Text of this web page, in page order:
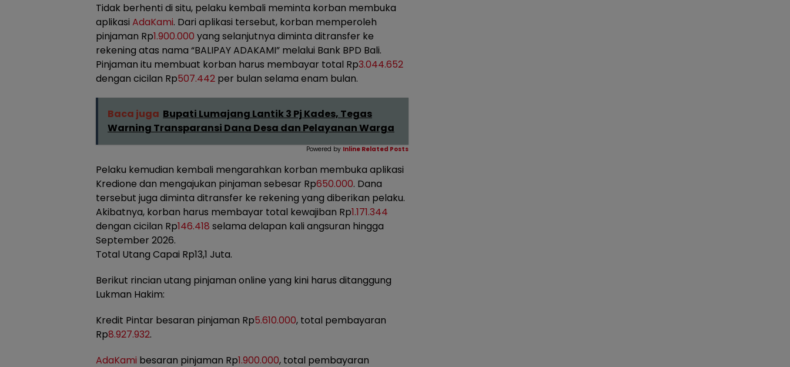
Tidak berhenti di situ, pelaku kembali meminta korban membuka
aplikasi AdaKami. Dari aplikasi tersebut, korban memperoleh
pinjaman Rp1.900.000 yang selanjutnya diminta ditransfer ke
rekening atas nama “BALIPAY ADAKAMI” melalui Bank BPD Bali.
Pinjaman itu membuat korban harus membayar total Rp3.044.652
dengan cicilan Rp507.442 per bulan selama enam bulan.
Baca juga Bupati Lumajang Lantik 3 Pj Kades, Tegas
Warning Transparansi Dana Desa dan Pelayanan Warga
Powered by Inline Related Posts
Pelaku kemudian kembali mengarahkan korban membuka aplikasi
Kredione dan mengajukan pinjaman sebesar Rp650.000. Dana
tersebut juga diminta ditransfer ke rekening yang diberikan pelaku.
Akibatnya, korban harus membayar total kewajiban Rp1.171.344
dengan cicilan Rp146.418 selama delapan kali angsuran hingga
September 2026.
Total Utang Capai Rp13,1 Juta.
Berikut rincian utang pinjaman online yang kini harus ditanggung
Lukman Hakim:
Kredit Pintar besaran pinjaman Rp5.610.000, total pembayaran
Rp8.927.932.
AdaKami besaran pinjaman Rp1.900.000, total pembayaran